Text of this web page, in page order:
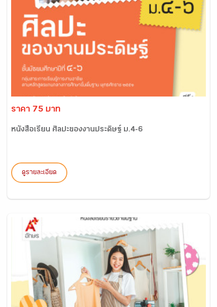
ราคา 75 บาท
หนังสือเรียน ศิลปะของงานประดิษฐ์ ม.4-6
ดูรายละเอียด